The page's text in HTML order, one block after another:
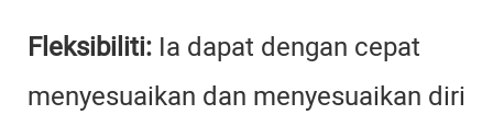
Fleksibiliti: Ia dapat dengan cepat
menyesuaikan dan menyesuaikan diri